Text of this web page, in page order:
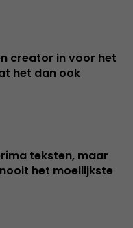
creator in voor het
het dan ook
teksten, maar
het moeilijkste